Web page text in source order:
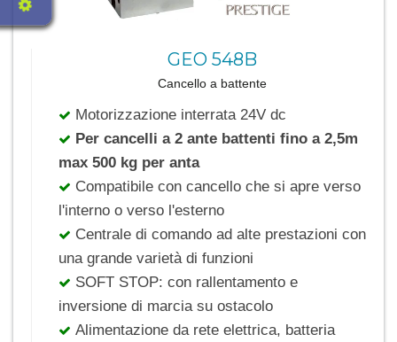
GEO 548B
Cancello a battente
Motorizzazione interrata 24V dc
Per cancelli a 2 ante battenti fino a 2,5m
max 500 kg per anta
Compatibile con cancello che si apre verso
l'interno o verso l'esterno
Centrale di comando ad alte prestazioni con
una grande varietà di funzioni
SOFT STOP: con rallentamento e
inversione di marcia su ostacolo
Alimentazione da rete elettrica, batteria